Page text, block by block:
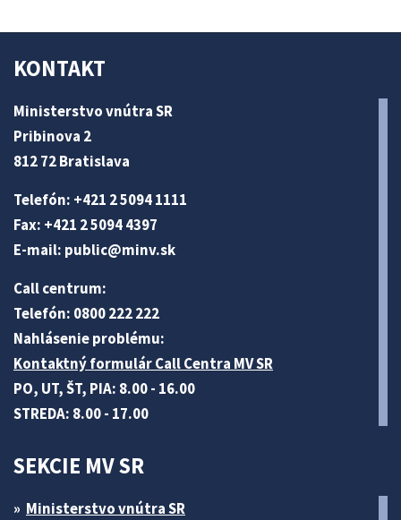
KONTAKT
Ministerstvo vnútra SR
Pribinova 2
812 72 Bratislava
Telefón: +421 2 5094 1111
Fax: +421 2 5094 4397
E-mail: public@minv.sk
Call centrum:
Telefón: 0800 222 222
Nahlásenie problému:
Kontaktný formulár Call Centra MV SR
PO, UT, ŠT, PIA: 8.00 - 16.00
STREDA: 8.00 - 17.00
SEKCIE MV SR
Ministerstvo vnútra SR